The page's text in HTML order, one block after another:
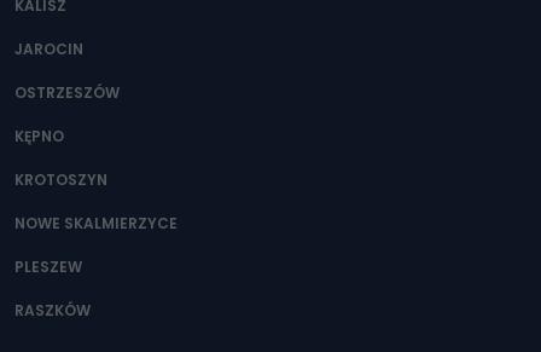
Można to zrobić pod numerem telefonu 62 735-51-05 lub
KALISZ
JAROCIN
OSTRZESZÓW
KĘPNO
KROTOSZYN
NOWE SKALMIERZYCE
PLESZEW
RASZKÓW